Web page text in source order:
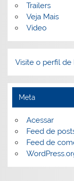
Trailers
Veja Mais
Vídeo
Visite o perfil de
Meta
Acessar
Feed de
Feed de